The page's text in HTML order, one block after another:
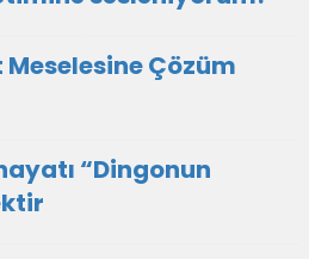
Çözüm
“Dingonun